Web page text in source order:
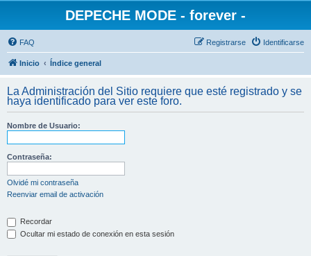
DEPECHE MODE - forever -
FAQ Identificarse
Registrarse
Inicio Índice general
La Administración del Sitio requiere que esté registrado y se
haya identificado para ver este foro.
Nombre de Usuario:
Contraseña:
Olvidé mi contraseña
Reenviar email de activación
Recordar
Ocultar mi estado de conexión en esta sesión